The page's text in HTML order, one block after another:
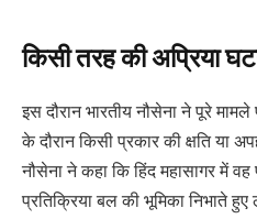
किसी तरह की अप्रिया
इस दौरान भारतीय नौसेना ने पूरे मामले
के दौरान किसी प्रकार की क्षति या
नौसेना ने कहा कि हिंद महासागर में
प्रतिक्रिया बल की भूमिका निभाते हुए